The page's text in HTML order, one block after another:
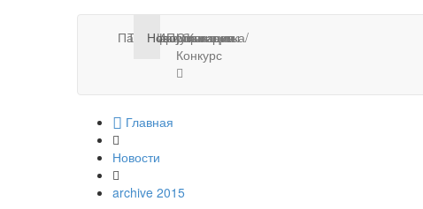
Палата
Тарифы
Нотариусы
Новости
Информация
Публикации
Стажировка/
Конкурс
Контакты
Главная
Новости
archive 2015